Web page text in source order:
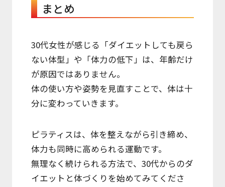
まとめ
30代女性が感じる「ダイエットしても戻ら
ない体型」や「体力の低下」は、年齢だけ
が原因ではありません。
体の使い方や姿勢を見直すことで、体は十
分に変わっていきます。
ピラティスは、体を整えながら引き締め、
体力も同時に高められる運動です。
無理なく続けられる方法で、30代からのダ
イエットと体づくりを始めてみてくださ